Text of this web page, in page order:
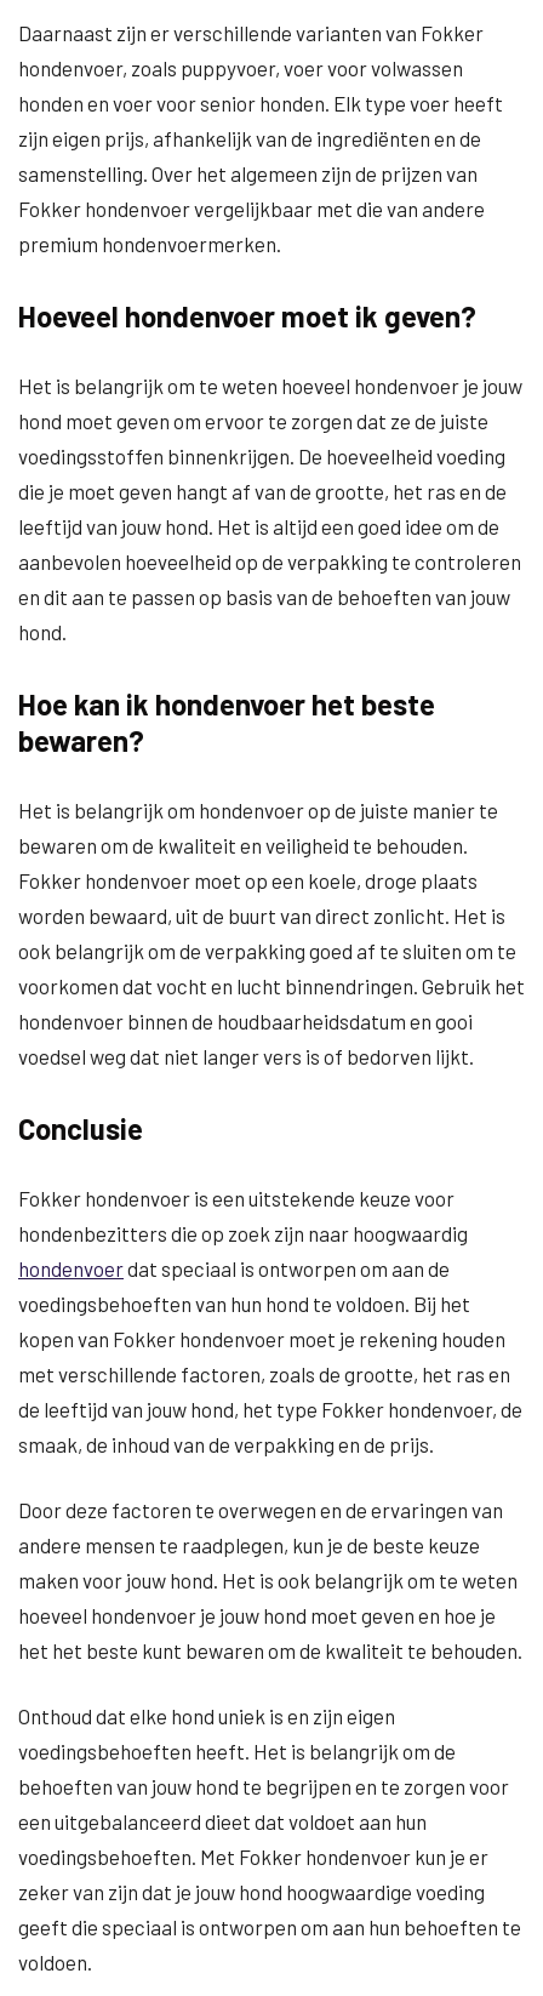
Daarnaast zijn er verschillende varianten van Fokker
hondenvoer, zoals puppyvoer, voer voor volwassen
honden en voer voor senior honden. Elk type voer heeft
zijn eigen prijs, afhankelijk van de ingrediënten en de
samenstelling. Over het algemeen zijn de prijzen van
Fokker hondenvoer vergelijkbaar met die van andere
premium hondenvoermerken.
Hoeveel hondenvoer moet ik geven?
Het is belangrijk om te weten hoeveel hondenvoer je jouw
hond moet geven om ervoor te zorgen dat ze de juiste
voedingsstoffen binnenkrijgen. De hoeveelheid voeding
die je moet geven hangt af van de grootte, het ras en de
leeftijd van jouw hond. Het is altijd een goed idee om de
aanbevolen hoeveelheid op de verpakking te controleren
en dit aan te passen op basis van de behoeften van jouw
hond.
Hoe kan ik hondenvoer het beste
bewaren?
Het is belangrijk om hondenvoer op de juiste manier te
bewaren om de kwaliteit en veiligheid te behouden.
Fokker hondenvoer moet op een koele, droge plaats
worden bewaard, uit de buurt van direct zonlicht. Het is
ook belangrijk om de verpakking goed af te sluiten om te
voorkomen dat vocht en lucht binnendringen. Gebruik het
hondenvoer binnen de houdbaarheidsdatum en gooi
voedsel weg dat niet langer vers is of bedorven lijkt.
Conclusie
Fokker hondenvoer is een uitstekende keuze voor
hondenbezitters die op zoek zijn naar hoogwaardig
hondenvoerdat speciaal is ontworpen om aan de
voedingsbehoeften van hun hond te voldoen. Bij het
kopen van Fokker hondenvoer moet je rekening houden
met verschillende factoren, zoals de grootte, het ras en
de leeftijd van jouw hond, het type Fokker hondenvoer, de
smaak, de inhoud van de verpakking en de prijs.
Door deze factoren te overwegen en de ervaringen van
andere mensen te raadplegen, kun je de beste keuze
maken voor jouw hond. Het is ook belangrijk om te weten
hoeveel hondenvoer je jouw hond moet geven en hoe je
het het beste kunt bewaren om de kwaliteit te behouden.
Onthoud dat elke hond uniek is en zijn eigen
voedingsbehoeften heeft. Het is belangrijk om de
behoeften van jouw hond te begrijpen en te zorgen voor
een uitgebalanceerd dieet dat voldoet aan hun
voedingsbehoeften. Met Fokker hondenvoer kun je er
zeker van zijn dat je jouw hond hoogwaardige voeding
geeft die speciaal is ontworpen om aan hun behoeften te
voldoen.